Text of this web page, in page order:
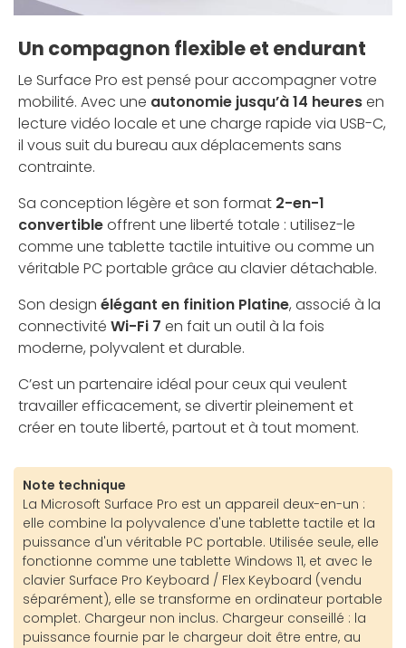
Un compagnon flexible et endurant
Le Surface Pro est pensé pour accompagner votre
mobilité. Avec une autonomie jusqu’à 14 heuresen
lecture vidéo locale et une charge rapide via USB-C,
il vous suit du bureau aux déplacements sans
contrainte.
Sa conception légère et son format 2-en-1
convertibleoffrent une liberté totale : utilisez-le
comme une tablette tactile intuitive ou comme un
véritable PC portable grâce au clavier détachable.
Son design élégant en finition Platine, associé à la
connectivité Wi-Fi 7 en fait un outil à la fois
moderne, polyvalent et durable.
C’est un partenaire idéal pour ceux qui veulent
travailler efficacement, se divertir pleinement et
créer en toute liberté, partout et à tout moment.
Note technique
La Microsoft Surface Pro est un appareil deux-en-un :
elle combine la polyvalence d'une tablette tactile et la
puissance d'un véritable PC portable. Utilisée seule, elle
fonctionne comme une tablette Windows 11, et avec le
clavier Surface Pro Keyboard / Flex Keyboard (vendu
séparément), elle se transforme en ordinateur portable
complet. Chargeur non inclus. Chargeur conseillé : la
puissance fournie par le chargeur doit être entre, au